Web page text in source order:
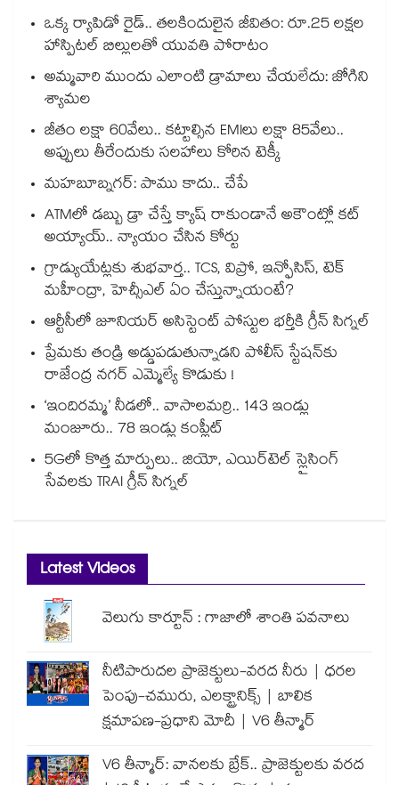
ఒక్క ర్యాపిడో రైడ్.. తలకిందులైన జీవితం: రూ.25 లక్షల
హాస్పిటల్ బిల్లులతో యువతి పోరాటం
అమ్మవారి ముందు ఎలాంటి డ్రామాలు చేయలేదు: జోగిని
శ్యామల
జీతం లక్షా 60వేలు.. కట్టాల్సిన EMIలు లక్షా 85వేలు..
అప్పులు తీరేందుకు సలహాలు కోరిన టెక్కీ
మహబూబ్నగర్: పాము కాదు.. చేపే
ATMలో డబ్బు డ్రా చేస్తే క్యాష్ రాకుండానే అకౌంట్లో కట్
అయ్యాయ్.. న్యాయం చేసిన కోర్టు
గ్రాడ్యుయేట్లకు శుభవార్త.. TCS, విప్రో, ఇన్ఫోసిస్, టెక్
మహీంద్రా, హెచ్సీఎల్ ఏం చేస్తున్నాయంటే?
ఆర్టీసీలో జూనియర్ అసిస్టెంట్‌‌ పోస్టుల భర్తీకి గ్రీన్‌‌ సిగ్నల్
ప్రేమకు తండ్రి అడ్డుపడుతున్నాడని పోలీస్ స్టేషన్⁪కు
రాజేంద్ర నగర్ ఎమ్మెల్యే కొడుకు !
‘ఇందిరమ్మ’ నీడలో.. వాసాలమర్రి.. 143 ఇండ్లు
మంజూరు.. 78 ఇండ్లు కంప్లీట్
5Gలో కొత్త మార్పులు.. జియో, ఎయిర్‌టెల్ స్లైసింగ్
సేవలకు TRAI గ్రీన్ సిగ్నల్
Latest Videos
వెలుగు కార్టూన్ : గాజాలో శాంతి పవనాలు
నీటిపారుదల ప్రాజెక్టులు-వరద నీరు | ధరల
పెంపు-చమురు, ఎలక్ట్రానిక్స్ | బాలిక
క్షమాపణ-ప్రధాని మోదీ | V6 తీన్మార్
V6 తీన్మార్: వానలకు బ్రేక్.. ప్రాజెక్టులకు వరద